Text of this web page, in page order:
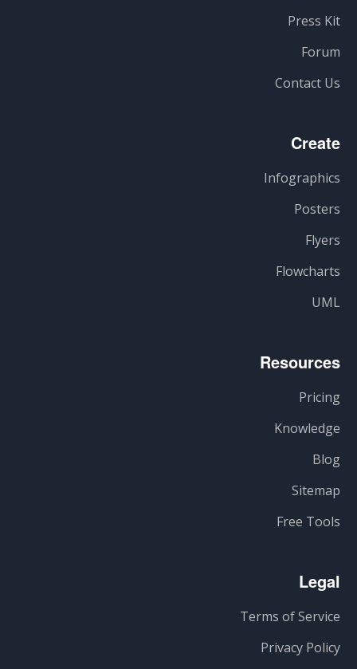
Press Kit
Forum
Contact Us
Create
Infographics
Posters
Flyers
Flowcharts
UML
Resources
Pricing
Knowledge
Blog
Sitemap
Free Tools
Legal
Terms of Service
Privacy Policy